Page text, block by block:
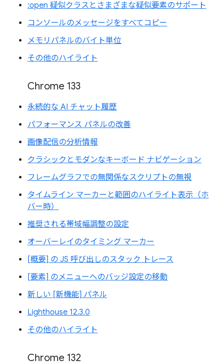
:open 疑似クラスとさまざまな疑似要素のサポート
コンソールのメッセージをすべてコピー
メモリパネルのバイト単位
その他のハイライト
Chrome 133
永続的な AI チャット履歴
パフォーマンス パネルの改善
画像配信の分析情報
クラシックとモダンなキーボード ナビゲーション
フレームグラフでの無関係なスクリプトの無視
タイムライン マーカーと範囲のハイライト表示（ホ
バー時）
推奨される帯域幅調整の設定
オーバーレイのタイミング マーカー
[概要] の JS 呼び出しのスタック トレース
[要素] のメニューへのバッジ設定の移動
新しい [新機能] パネル
Lighthouse 12.3.0
その他のハイライト
Chrome 132